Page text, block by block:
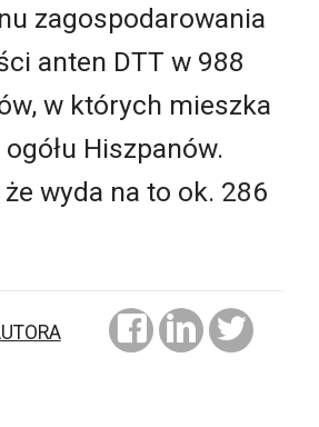
zagospodarowania
anten DTT w 988
w których mieszka
Hiszpanów.
wyda na to ok. 286